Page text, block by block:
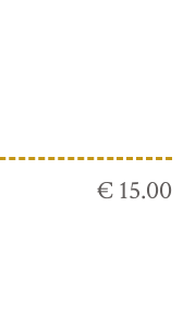
€ 15.00